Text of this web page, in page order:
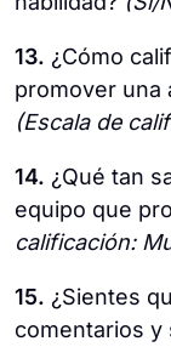
13. ¿Cómo
promover una
(Escala de
14. ¿Qué tan
equipo que
calificación:
15. ¿Sientes
comentarios y